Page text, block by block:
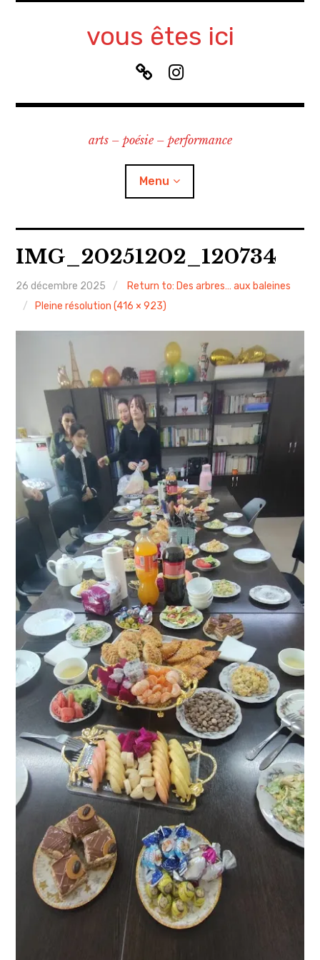
vous êtes ici
u
S
k
y
I
s
a
g
a
arts – poésie – performance
Menu
à propos
contact
recherche & cours
sites & blogs
poésie & cie
workshops & ateliers
IMG_20251202_120734
26 décembre 2025
Return to: Des arbres… aux baleines
Pleine résolution (416 × 923)